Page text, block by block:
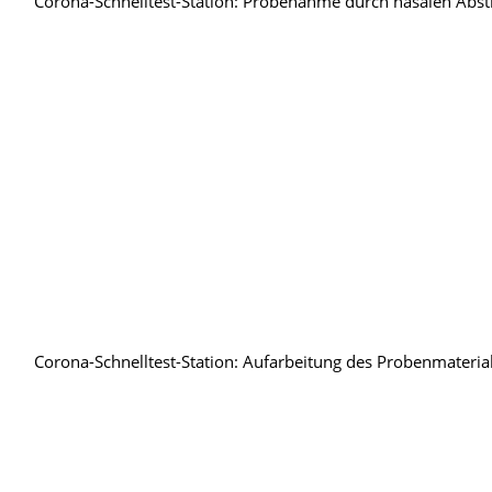
Corona-Schnelltest-Station: Aufarbeitung des